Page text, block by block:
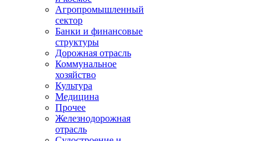
Агропромышленный
сектор
Банки и финансовые
структуры
Дорожная отрасль
Коммунальное
хозяйство
Культура
Медицина
Прочее
Железнодорожная
отрасль